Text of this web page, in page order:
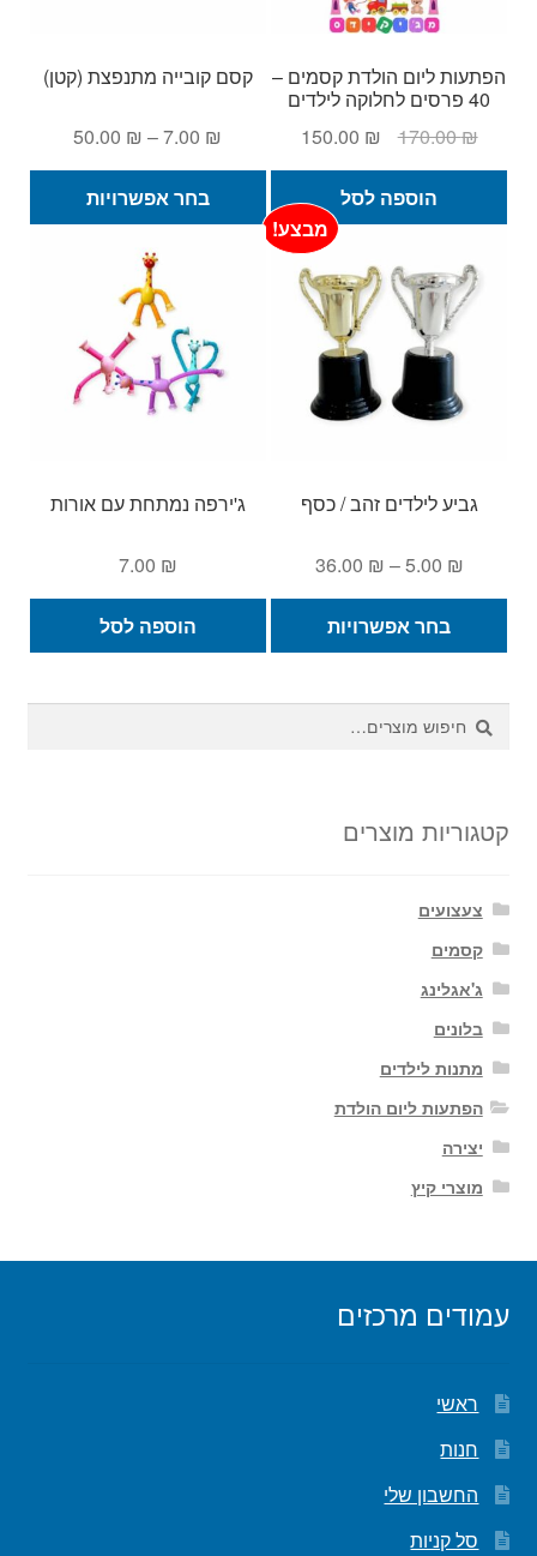
הפתעות ליום הולדת קסמים –
40 פרסים לחלוקה לילדים
170.00₪
המחיר
המקורי
היה:
170.00 ₪.
150.00 ₪
הנוכחי
150.00 ₪.
הוספה לסל
קסם קובייה מתנפצת (קטן)
7.00 ₪
–
50.00 ₪
טווח
מחירים:
עד
בחר אפשרויות
גביע לילדים זהב / כסף
מבצע!
5.00 ₪
–
36.00 ₪
טווח
מחירים:
עד
בחר אפשרויות
מספר
ג'ירפה נמתחת עם אורות
7.00 ₪
הוספה לסל
חיפוש
עבור:
חיפוש
קטגוריות מוצרים
צעצועים
קסמים
ג'אגלינג
בלונים
מתנות לילדים
הפתעות ליום הולדת
יצירה
מוצרי קיץ
עמודים מרכזים
ראשי
חנות
החשבון שלי
סל קניות